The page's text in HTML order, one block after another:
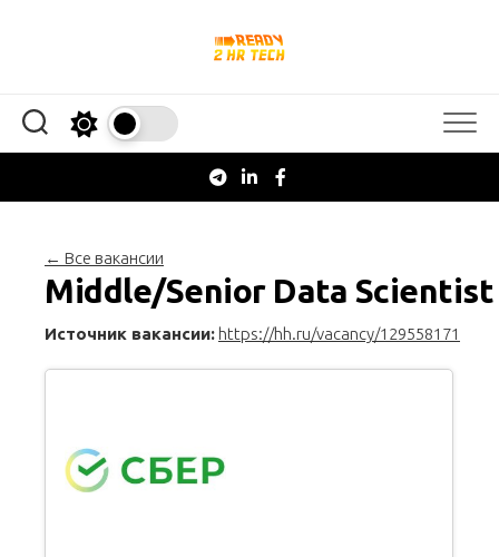
← Все вакансии
Middle/Senior Data Scientist
Источник вакансии: https://hh.ru/vacancy/129558171